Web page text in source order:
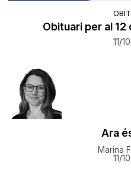
Obituari per al
11/
Ara
Marina
11/